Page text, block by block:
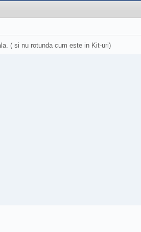
( si nu rotunda cum este in Kit-uri)